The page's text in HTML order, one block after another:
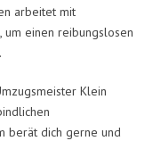
arbeitet mit
um einen reibungslosen
Klein
berät dich gerne und